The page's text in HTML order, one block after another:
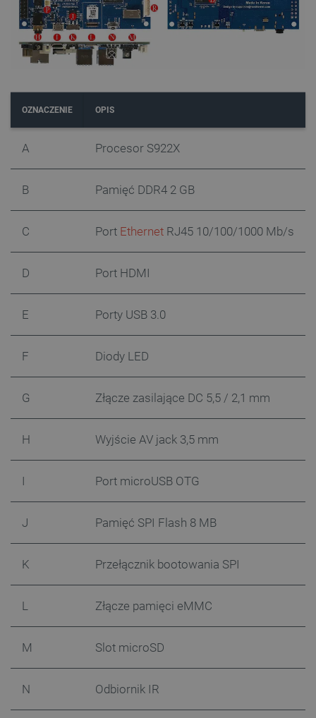
OZNACZENIE OPIS
A Procesor S922X
B Pamięć DDR4 2 GB
C Port Ethernet RJ45 10/100/1000 Mb/s
D Port HDMI
E Porty USB 3.0
F Diody LED
G Złącze zasilające DC 5,5 / 2,1 mm
H Wyjście AV jack 3,5 mm
I Port microUSB OTG
J Pamięć SPI Flash 8 MB
K Przełącznik bootowania SPI
L Złącze pamięci eMMC
M Slot microSD
N Odbiornik IR